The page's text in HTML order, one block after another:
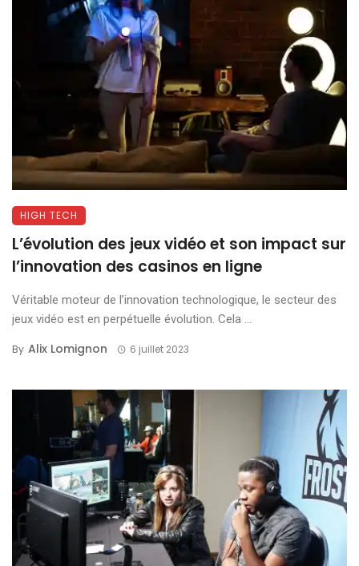
HIGH TECH
L’évolution des jeux vidéo et son impact sur
l’innovation des casinos en ligne
Véritable moteur de l’innovation technologique, le secteur des
jeux vidéo est en perpétuelle évolution. Cela ...
By Alix Lomignon 6 juillet 2023